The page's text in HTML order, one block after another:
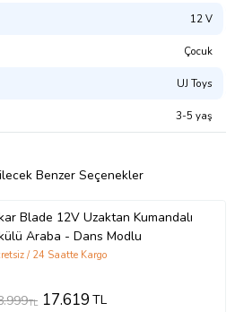
12 V
Çocuk
UJ Toys
3-5 yaş
Benzer Seçenekler
Blade 12V Uzaktan Kumandalı
Araba - Dans Modlu
/ 24 Saatte Kargo
TL 17.619TL